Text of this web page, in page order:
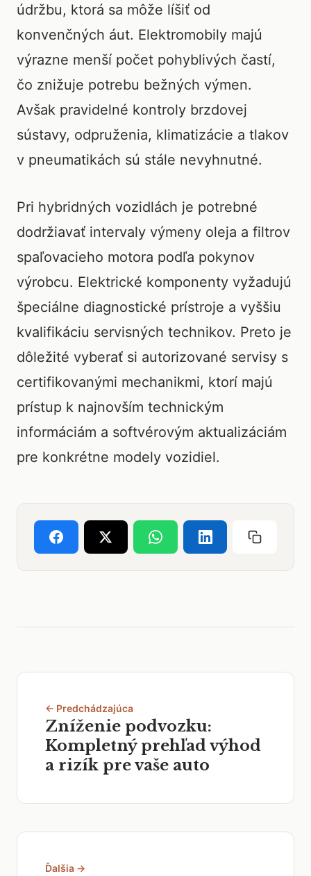
údržbu, ktorá sa môže líšiť od
konvenčných áut. Elektromobily majú
výrazne menší počet pohyblivých častí,
čo znižuje potrebu bežných výmen.
Avšak pravidelné kontroly brzdovej
sústavy, odpruženia, klimatizácie a tlakov
v pneumatikách sú stále nevyhnutné.
Pri hybridných vozidlách je potrebné
dodržiavať intervaly výmeny oleja a filtrov
spaľovacieho motora podľa pokynov
výrobcu. Elektrické komponenty vyžadujú
špeciálne diagnostické prístroje a vyššiu
kvalifikáciu servisných technikov. Preto je
dôležité vyberať si autorizované servisy s
certifikovanými mechanikmi, ktorí majú
prístup k najnovším technickým
informáciám a softvérovým aktualizáciám
pre konkrétne modely vozidiel.
← Predchádzajúca
Zníženie podvozku:
Kompletný prehľad výhod
a rizík pre vaše auto
Ďalšia →